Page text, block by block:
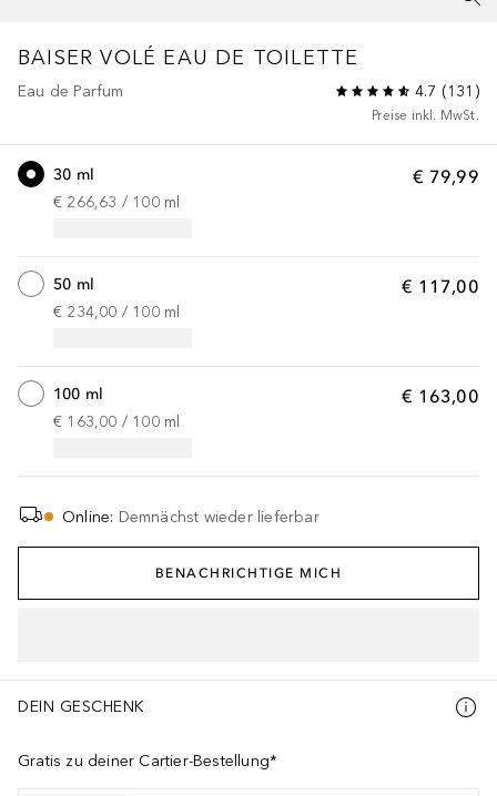
BAISER VOLÉ EAU DE TOILETTE
Eau de Parfum 4.7 (131 )
Preise inkl. MwSt.
€ 79,99
30 ml
€ 266,63 / 100 ml
€ 117,00
50 ml
€ 234,00 / 100 ml
€ 163,00
100 ml
€ 163,00 / 100 ml
Online: Demnächst wieder lieferbar
BENACHRICHTIGE MICH
DEIN GESCHENK
Gratis zu deiner Cartier-Bestellung*